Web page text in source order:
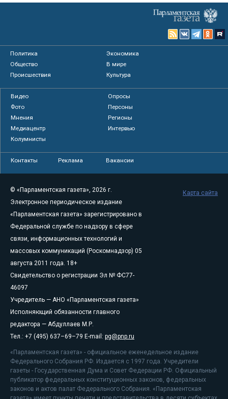
Политика
Экономика
Общество
В мире
Происшествия
Культура
Видео
Опросы
Фото
Персоны
Мнения
Регионы
Медиацентр
Интервью
Колумнисты
Контакты Реклама Вакансии
© «Парламентская газета», 2026 г.
Электронное периодическое издание
«Парламентская газета» зарегистрировано в
Федеральной службе по надзору в сфере
связи, информационных технологий и
массовых коммуникаций (Роскомнадзор) 05
августа 2011 года. 18+
Свидетельство о регистрации Эл № ФС77-
46097
Учредитель — АНО «Парламентская газета»
Исполняющий обязанности главного
редактора — Абдуллаев М.Р.
Тел.: +7 (495) 637–69–79 E-mail: pg@pnp.ru
«Парламентская газета» - официальное еженедельное издание
Федерального Собрания РФ. Издается с 1997 года. Учредители
газеты - Государственная Дума и Совет Федерации РФ. Официальный
публикатор федеральных конституционных законов, федеральных
законов и актов палат Федерального Собрания. «Парламентская
Карта сайта